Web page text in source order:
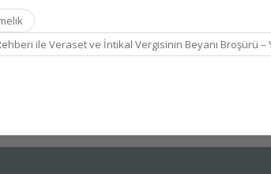
ile Veraset ve İntikal Vergisinin Beyanı Broşürü –